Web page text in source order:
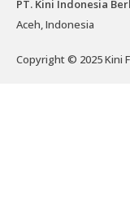
PT. Kini Indonesia
Aceh, Indonesia
Copyright © 2025 Kini